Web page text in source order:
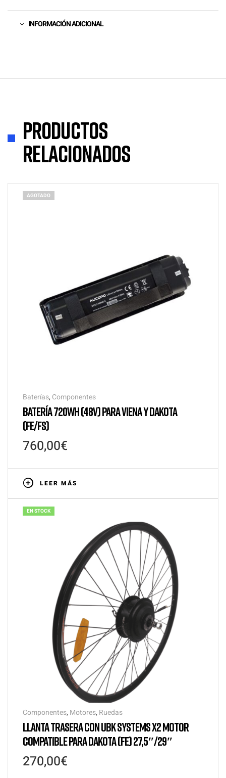
INFORMACIÓN ADICIONAL
Productos
relacionados
AGOTADO
Baterías, Componentes
BATERÍA 720WH (48V) PARA VIENA Y DAKOTA
(FE/FS)
760,00€
LEER MÁS
EN STOCK
Componentes, Motores, Ruedas
LLANTA TRASERA CON UBK SYSTEMS X2 MOTOR
COMPATIBLE PARA DAKOTA (FE) 27,5″/29″
270,00€